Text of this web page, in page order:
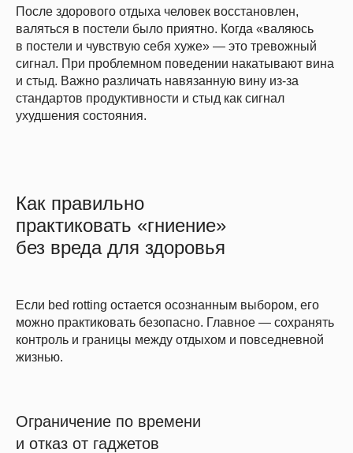
После здорового отдыха человек восстановлен,
валяться в постели было приятно. Когда «валяюсь
в постели и чувствую себя хуже» — это тревожный
сигнал. При проблемном поведении накатывают вина
и стыд. Важно различать навязанную вину из-за
стандартов продуктивности и стыд как сигнал
ухудшения состояния.
Как правильно
практиковать «гниение»
без вреда для здоровья
Если bed rotting остается осознанным выбором, его
можно практиковать безопасно. Главное — сохранять
контроль и границы между отдыхом и повседневной
жизнью.
Ограничение по времени
и отказ от гаджетов